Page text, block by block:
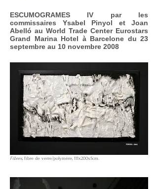
ESCUMOGRAMES IV par les
commissaires Ysabel Pinyol et Joan
Abelló au World Trade Center Eurostars
Grand Marina Hotel à Barcelone du 23
septembre au 10 novembre 2008
Fibres, fibre de verre/polymère, 111x200x5cm.